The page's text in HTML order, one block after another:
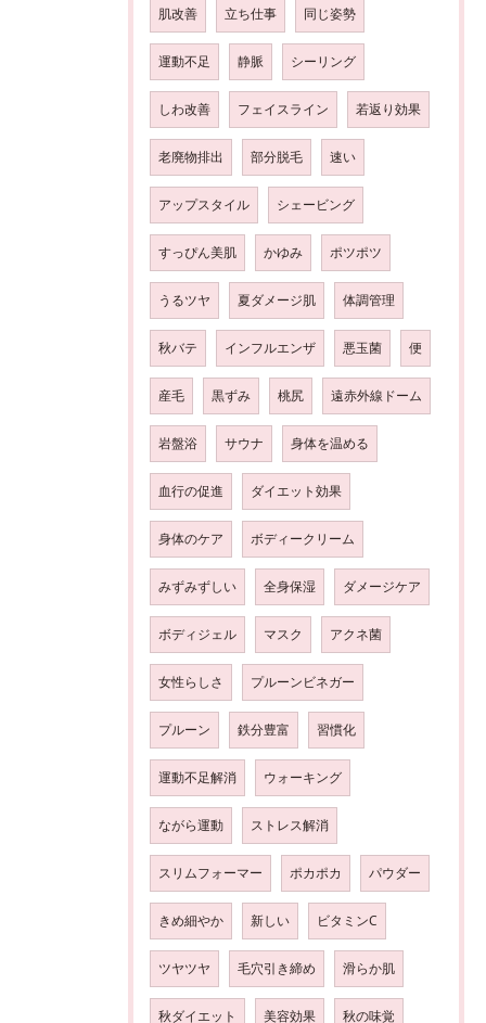
肌改善 立ち仕事 同じ姿勢
運動不足 静脈 シーリング
しわ改善 フェイスライン 若返り効果
老廃物排出 部分脱毛 速い
アップスタイル シェービング
すっぴん美肌 かゆみ ポツポツ
うるツヤ 夏ダメージ肌 体調管理
秋バテ インフルエンザ 悪玉菌 便
産毛 黒ずみ 桃尻 遠赤外線ドーム
岩盤浴 サウナ 身体を温める
血行の促進 ダイエット効果
身体のケア ボディークリーム
みずみずしい 全身保湿 ダメージケア
ボディジェル マスク アクネ菌
女性らしさ プルーンビネガー
プルーン 鉄分豊富 習慣化
運動不足解消 ウォーキング
ながら運動 ストレス解消
スリムフォーマー ポカポカ パウダー
きめ細やか 新しい ビタミンC
ツヤツヤ 毛穴引き締め 滑らか肌
秋ダイエット 美容効果 秋の味覚